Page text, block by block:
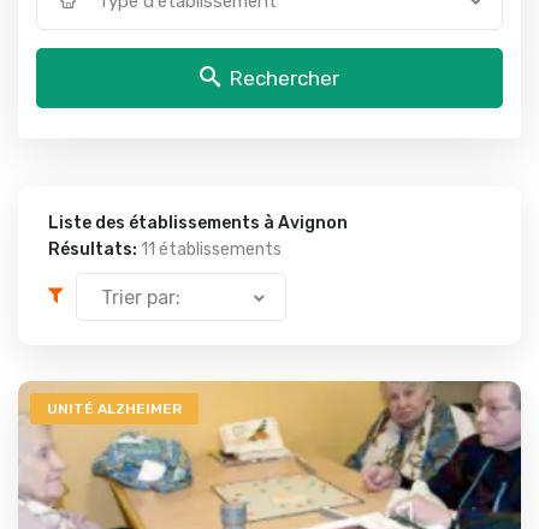
Rechercher
Liste des établissements à Avignon
Résultats: 11 établissements
Trier par:
UNITÉ ALZHEIMER